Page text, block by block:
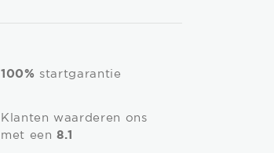
100% startgarantie
Klanten waarderen ons
met een8.1